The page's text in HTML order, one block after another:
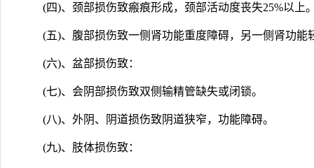
(四)、颈部损伤致瘢痕形成，颈部活动度丧失25%以上
(五)、腹部损伤致一侧肾功能重度障碍，另一侧肾功能
(六)、盆部损伤致：
(七)、会阴部损伤致双侧输精管缺失或闭锁。
(八)、外阴、阴道损伤致阴道狭窄，功能障碍。
(九)、肢体损伤致：